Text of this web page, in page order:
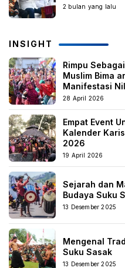
2 bulan yang lalu
INSIGHT
Rimpu
Muslim Bima
Manifestasi
28 April 2026
Empat Event
Kalender
2026
19 April 2026
Sejarah dan
Budaya Suku
13 Desember 2025
Mengenal
Suku Sasak
13 Desember 2025